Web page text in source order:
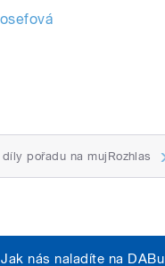
pořadu na mujRozhlas
Jak nás naladíte na DABu